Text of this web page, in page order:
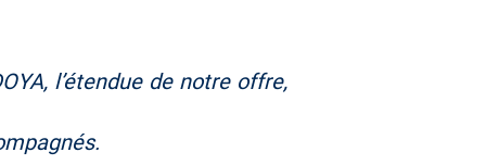
l’étendue de notre offre,